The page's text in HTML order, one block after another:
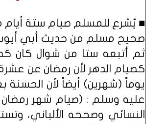
■ يُشرع للمسلم صيام ستة
صحيح مسلم من حديث أبي أيوب
ثم أتبعه ستاً من شوال كان
كصيام الدهر لأن رمضان عن
يوماً (شهرين) أيضاً لأن
عليه وسلم : (صيام شهر رمضان
النسائي وصححه الألباني،